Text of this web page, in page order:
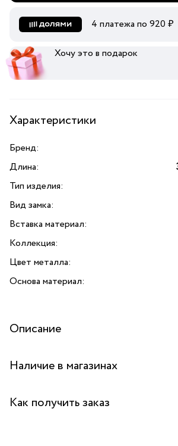
4 платежа по 920 ₽
Хочу это в подарок
Характеристики
Бренд:
Длина:
Тип изделия:
Вид замка:
Вставка материал:
Коллекция:
Цвет металла:
Основа материал:
Описание
Выполнена в виде совы на ветке и
поэтому такое украшение может стать
Наличие в магазинах
Бутик "La Nature" в ТЦ "Светофор",
Как получить заказ